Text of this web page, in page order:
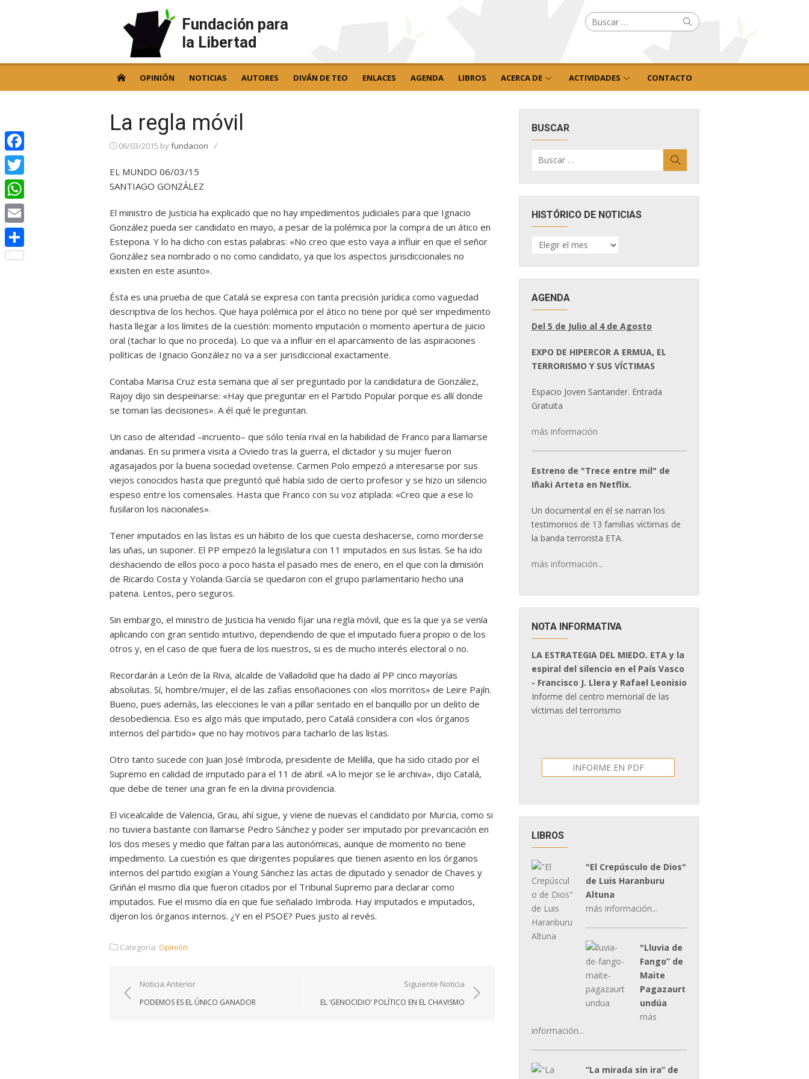
Fundación para
la Libertad
Buscar
por: Buscar
OPINIÓN NOTICIAS AUTORES DIVÁN DE TEO ENLACES AGENDA LIBROS ACERCA DE ACTIVIDADES CONTACTO
La regla móvil
06/03/2015 byfundacion /
EL MUNDO 06/03/15
SANTIAGO GONZÁLEZ
El ministro de Justicia ha explicado que no hay impedimentos judiciales para que Ignacio
González pueda ser candidato en mayo, a pesar de la polémica por la compra de un ático en
Estepona. Y lo ha dicho con estas palabras: «No creo que esto vaya a influir en que el señor
González sea nombrado o no como candidato, ya que los aspectos jurisdiccionales no
existen en este asunto».
Ésta es una prueba de que Catalá se expresa con tanta precisión jurídica como vaguedad
descriptiva de los hechos. Que haya polémica por el ático no tiene por qué ser impedimento
hasta llegar a los límites de la cuestión: momento imputación o momento apertura de juicio
oral (tachar lo que no proceda). Lo que va a influir en el aparcamiento de las aspiraciones
políticas de Ignacio González no va a ser jurisdiccional exactamente.
Contaba Marisa Cruz esta semana que al ser preguntado por la candidatura de González,
Rajoy dijo sin despeinarse: «Hay que preguntar en el Partido Popular porque es allí donde
se toman las decisiones». A él qué le preguntan.
Un caso de alteridad –incruento– que sólo tenía rival en la habilidad de Franco para llamarse
andanas. En su primera visita a Oviedo tras la guerra, el dictador y su mujer fueron
agasajados por la buena sociedad ovetense. Carmen Polo empezó a interesarse por sus
viejos conocidos hasta que preguntó qué había sido de cierto profesor y se hizo un silencio
espeso entre los comensales. Hasta que Franco con su voz atiplada: «Creo que a ese lo
fusilaron los nacionales».
Tener imputados en las listas es un hábito de los que cuesta deshacerse, como morderse
las uñas, un suponer. El PP empezó la legislatura con 11 imputados en sus listas. Se ha ido
deshaciendo de ellos poco a poco hasta el pasado mes de enero, en el que con la dimisión
de Ricardo Costa y Yolanda García se quedaron con el grupo parlamentario hecho una
patena. Lentos, pero seguros.
Sin embargo, el ministro de Justicia ha venido fijar una regla móvil, que es la que ya se venía
aplicando con gran sentido intuitivo, dependiendo de que el imputado fuera propio o de los
otros y, en el caso de que fuera de los nuestros, si es de mucho interés electoral o no.
Recordarán a León de la Riva, alcalde de Valladolid que ha dado al PP cinco mayorías
absolutas. Sí, hombre/mujer, el de las zafias ensoñaciones con «los morritos» de Leire Pajín.
Bueno, pues además, las elecciones le van a pillar sentado en el banquillo por un delito de
desobediencia. Eso es algo más que imputado, pero Catalá considera con «los órganos
internos del partido» que no hay motivos para tacharlo de las listas.
Otro tanto sucede con Juan José Imbroda, presidente de Melilla, que ha sido citado por el
Supremo en calidad de imputado para el 11 de abril. «A lo mejor se le archiva», dijo Catalá,
que debe de tener una gran fe en la divina providencia.
El vicealcalde de Valencia, Grau, ahí sigue, y viene de nuevas el candidato por Murcia, como si
no tuviera bastante con llamarse Pedro Sánchez y poder ser imputado por prevaricación en
los dos meses y medio que faltan para las autonómicas, aunque de momento no tiene
impedimento. La cuestión es que dirigentes populares que tienen asiento en los órganos
internos del partido exigían a Young Sánchez las actas de diputado y senador de Chaves y
Griñán el mismo día que fueron citados por el Tribunal Supremo para declarar como
imputados. Fue el mismo día en que fue señalado Imbroda. Hay imputados e imputados,
dijeron los órganos internos. ¿Y en el PSOE? Pues justo al revés.
Categoría: Opinión
Navegación
de
Noticia Anterior
PODEMOS ES EL ÚNICO GANADOR
Siguiente Noticia
EL ‘GENOCIDIO’ POLÍTICO EN EL CHAVISMO
BUSCAR
por:
HISTÓRICO DE NOTICIAS
HISTÓRICO
DE
AGENDA
Del 5 de Julio al 4 de Agosto
EXPO DE HIPERCOR A ERMUA, EL
TERRORISMO Y SUS VÍCTIMAS
Espacio Joven Santander. Entrada
Gratuita
más información
Estreno de "Trece entre mil" de
Iñaki Arteta en Netflix.
Un documental en él se narran los
testimonios de 13 familias víctimas de
la banda terrorista ETA.
más información...
NOTA INFORMATIVA
LA ESTRATEGIA DEL MIEDO. ETA y la
espiral del silencio en el País Vasco
- Francisco J. Llera y Rafael Leonisio
Informe del centro memorial de las
víctimas del terrorismo
INFORME EN PDF
LIBROS
"El Crepúsculo de Dios"
de Luis Haranburu
Altuna
más información...
"Lluvia de
Fango” de
Maite
Pagazaurt
undúa
más
información...
“La mirada sin ira” de
Facebook
Twitter
WhatsApp
Email
Compartir